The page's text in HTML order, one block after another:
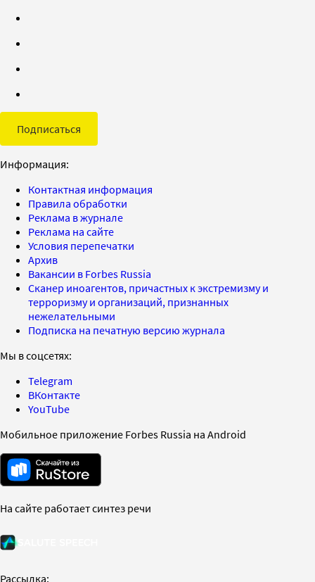
Подписаться
Информация:
Контактная информация
Правила обработки
Реклама в журнале
Реклама на сайте
Условия перепечатки
Архив
Вакансии в Forbes Russia
Сканер иноагентов, причастных к экстремизму и
терроризму и организаций, признанных
нежелательными
Подписка на печатную версию журнала
Мы в соцсетях:
Telegram
ВКонтакте
YouTube
Мобильное приложение Forbes Russia на Android
На сайте работает синтез речи
Рассылка: